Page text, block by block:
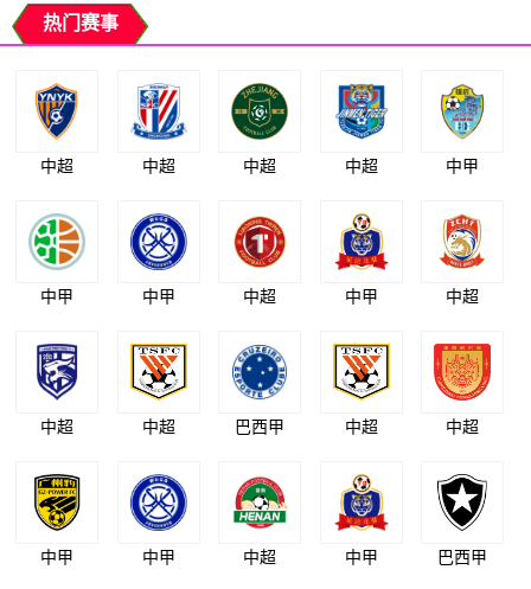
热门赛事
中超 中超 中超 中超 中甲
中甲 中甲 中超 中甲 中超
中超 中超 巴西甲 中超 中超
中甲 中甲 中超 中甲 巴西甲